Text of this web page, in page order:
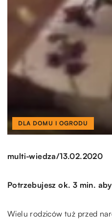
DLA DOMU I OGRODU
multi-wiedza/13.02.2020
Potrzebujesz ok. 3 min.
Wielu rodziców tuż przed